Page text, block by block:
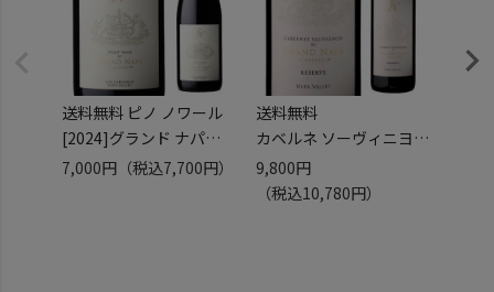
送料無料 ピノ ノワール
[2024]グランド ナパ
750ml
7,000円 （税込7,700円）
送料無料
カベルネ ソーヴィニヨン
レゼルヴ [2021]
グランド ナパ 750ml
9,800円
（税込10,780円）